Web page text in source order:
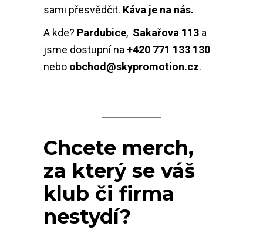
sami přesvědčit. Káva je na nás.
A kde? Pardubice, Sakařova 113 a
jsme dostupní na +420 771 133 130
nebo obchod@skypromotion.cz.
Chcete merch,
za který se váš
klub či firma
nestydí?